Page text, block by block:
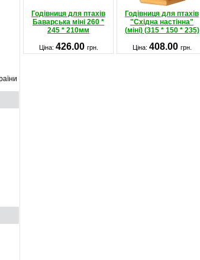
Годівниця для птахів
Баварська міні 260 *
245 * 210мм
Годівниця для птахів
"Східна настінна"
(міні) (315 * 150 * 235)
Ціна: 426.00 грн. Ціна: 408.00 грн.